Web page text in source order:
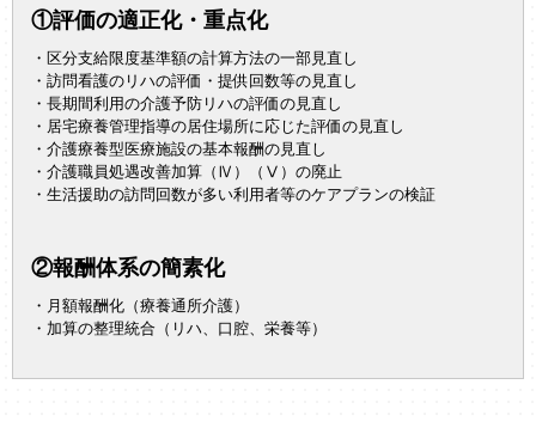
①評価の適正化・重点化
・区分支給限度基準額の計算方法の一部見直し
・訪問看護のリハの評価・提供回数等の見直し
・長期間利用の介護予防リハの評価の見直し
・居宅療養管理指導の居住場所に応じた評価の見直し
・介護療養型医療施設の基本報酬の見直し
・介護職員処遇改善加算（Ⅳ）（Ⅴ）の廃止
・生活援助の訪問回数が多い利用者等のケアプランの検証
②報酬体系の簡素化
・月額報酬化（療養通所介護）
・加算の整理統合（リハ、口腔、栄養等）